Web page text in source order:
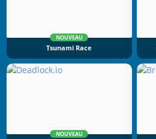
NOUVEAU
Tsunami Race
NOUVEAU